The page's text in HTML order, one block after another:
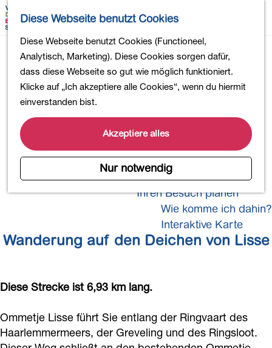
Diese Webseite benutzt Cookies
Diese Webseite benutzt Cookies (Functioneel,
Analytisch, Marketing). Diese Cookies sorgen dafür,
dass diese Webseite so gut wie möglich funktioniert.
Klicke auf „Ich akzeptiere alle Cookies“, wenn du hiermit
einverstanden bist.
Akzeptiere alles
Nur notwendig
m
a
e
K
r
t
e
S
c
h
e
n
e
n
ü
Einkaufen
Essen und Trinken
Kinderaktivitäten
In die Natur
Polder und Seen
Museen und mehr
Aktiv und gesund
4-Tage-Wanderung
Übernachtungen
Ihren Besuch planen
Wie komme ich dahin?
Interaktive Karte
Ommetje Lisse
Wanderung auf den Deichen von Lisse
Diese Strecke ist 6,93 km lang.
Ommetje Lisse führt Sie entlang der Ringvaart des
Haarlemmermeers, der Greveling und des Ringsloot.